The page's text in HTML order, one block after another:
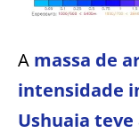
A massa de
intensidade
Ushuaia